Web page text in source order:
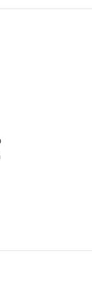
hatása a szervezetre